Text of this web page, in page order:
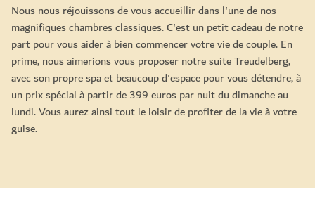
Nous nous réjouissons de vous accueillir dans l'une de nos
magnifiques chambres classiques. C'est un petit cadeau de notre
part pour vous aider à bien commencer votre vie de couple. En
prime, nous aimerions vous proposer notre suite Treudelberg,
avec son propre spa et beaucoup d'espace pour vous détendre, à
un prix spécial à partir de 399 euros par nuit du dimanche au
lundi. Vous aurez ainsi tout le loisir de profiter de la vie à votre
guise.